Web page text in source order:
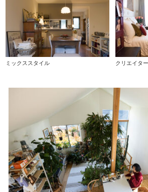
ミックススタイル クリエイタ